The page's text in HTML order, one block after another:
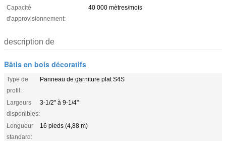
Capacité
d'approvisionnement:
40 000 mètres/mois
description de
Bâtis en bois décoratifs
Type de
profil:
Panneau de garniture plat S4S
Largeurs
disponibles:
3-1/2" à 9-1/4"
Longueur
standard:
16 pieds (4,88 m)